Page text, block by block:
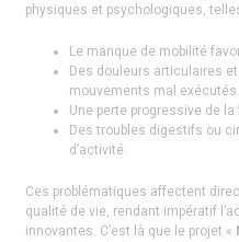
physiques et psychologiques,
Le manque de mobilité
Des douleurs articulaires
mouvements mal exécutés.
Une perte progressive de
Des troubles digestifs ou
d’activité.
Ces problématiques affectent
qualité de vie, rendant impératif
innovantes. C’est là que le projet «